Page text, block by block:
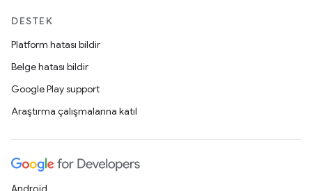
DESTEK
Platform hatası bildir
Belge hatası bildir
Google Play support
Araştırma çalışmalarına katıl